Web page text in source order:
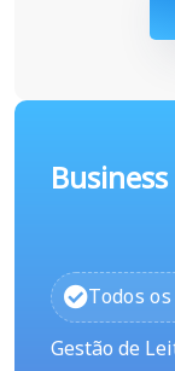
Business
Todos
Gestão de